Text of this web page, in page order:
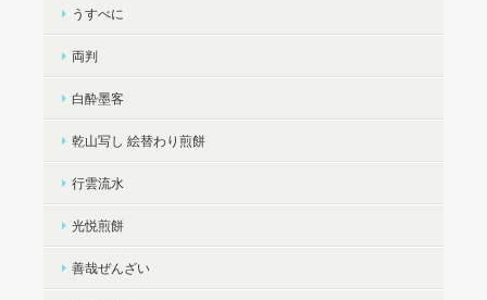
うすべに
両判
白酔墨客
乾山写し 絵替わり煎餅
行雲流水
光悦煎餅
善哉ぜんざい